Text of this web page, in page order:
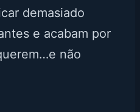
demasiado
e acabam por
não